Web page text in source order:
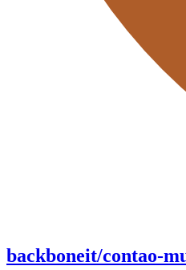
backboneit/contao-